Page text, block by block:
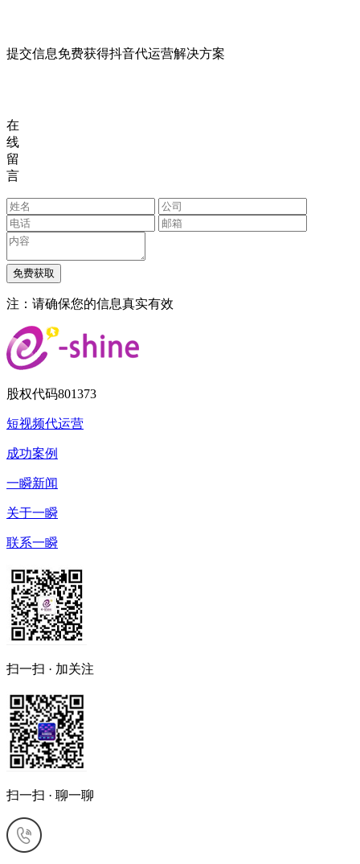
提交信息免费获得抖音代运营解决方案
在
线
留
言
注：请确保您的信息真实有效
股权代码801373
短视频代运营
成功案例
一瞬新闻
关于一瞬
联系一瞬
扫一扫 · 加关注
扫一扫 · 聊一聊